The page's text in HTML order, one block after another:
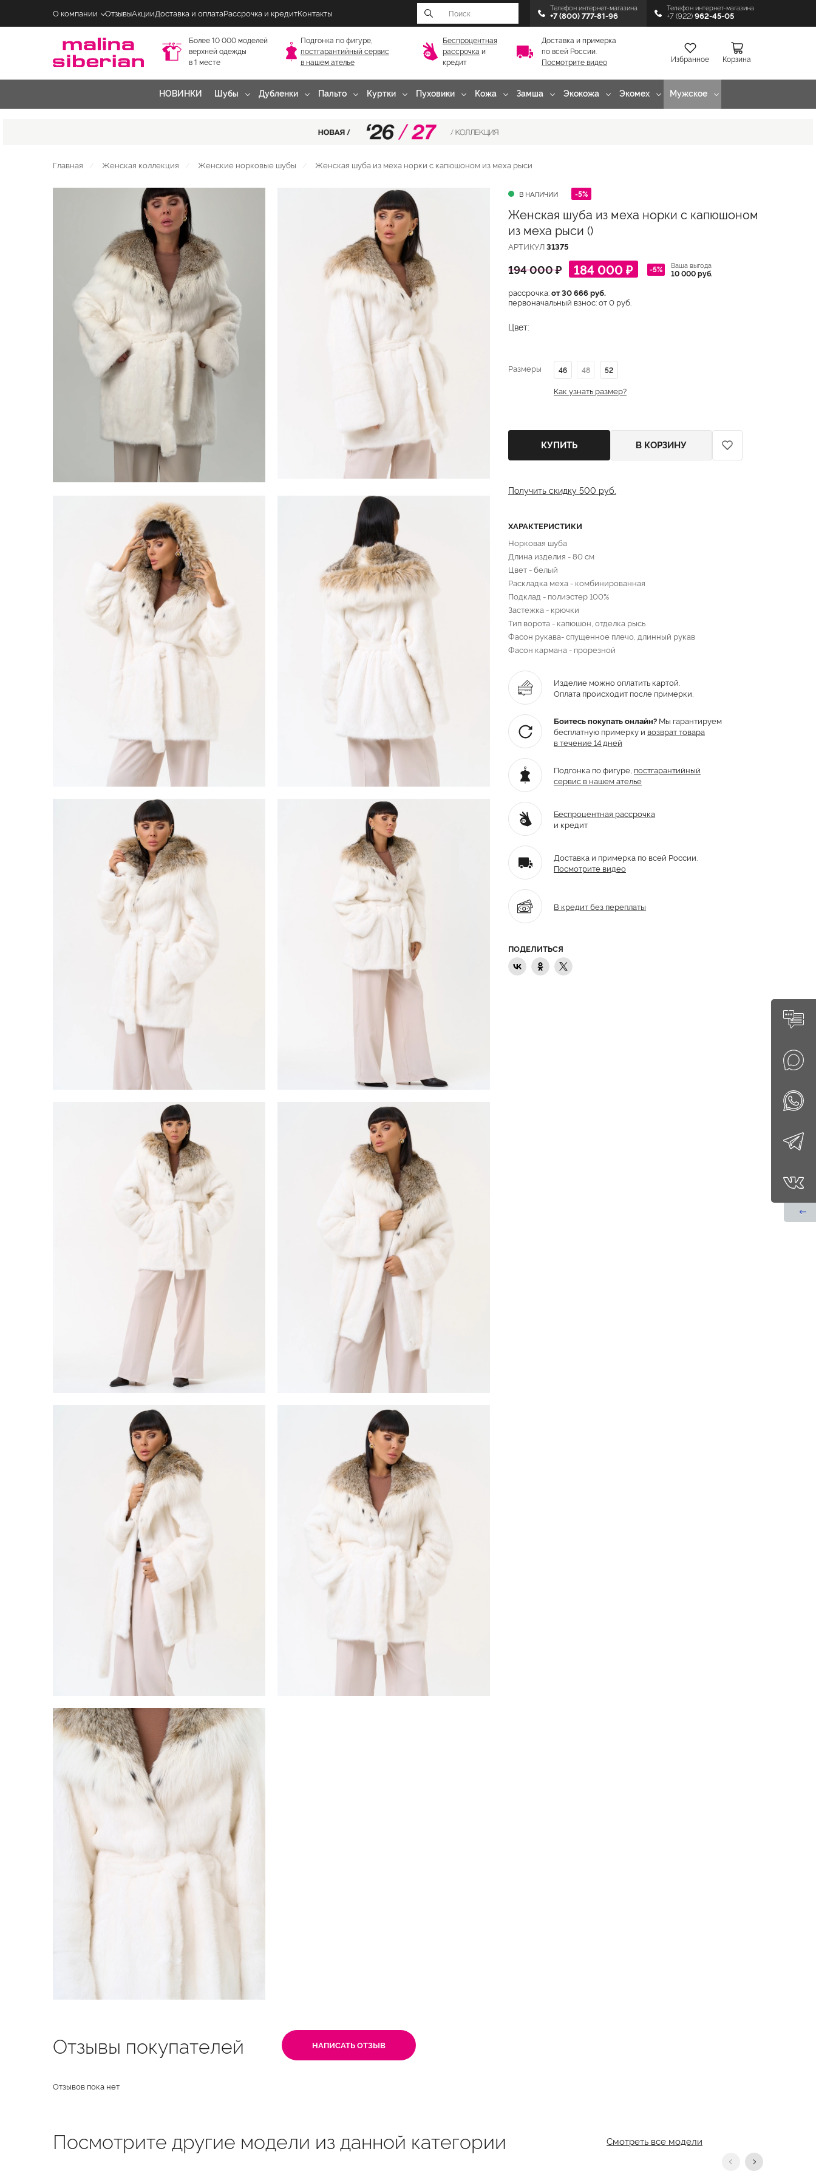
О компании ОтзывыАкцииДоставка и оплатаРассрочка и кредитКонтакты
Телефон интернет-магазина
+7 (800) 777-81-96
Телефон интернет-магазина
+7 (922) 962-45-05
Более 10 000 моделей
верхней одежды
в 1 месте
Подгонка по фигуре,
постгарантийный сервис
в нашем ателье
Беспроцентная
рассрочка и
кредит
Доставка и примерка
по всей России.
Посмотрите видео
Избранное Корзина
НОВИНКИ Шубы Дубленки Пальто Куртки Пуховики Кожа Замша Экокожа Экомех Мужское
Главная Женская коллекция Женские норковые шубы Женская шуба из меха норки с капюшоном из меха рыси
В НАЛИЧИИ -5%
Женская шуба из меха норки с капюшоном
из меха рыси ()
АРТИКУЛ31375
194 000 ₽ 184 000 ₽ -5% Ваша выгода
10 000 руб.
рассрочка:от 30 666 руб.
первоначальный взнос: от 0 руб.
Цвет:
Размеры 46 48 52
Как узнать размер?
КУПИТЬ В КОРЗИНУ
Получить скидку 500 руб.
ХАРАКТЕРИСТИКИ
Норковая шуба
Длина изделия - 80 см
Цвет - белый
Раскладка меха - комбинированная
Подклад - полиэстер 100%
Застежка - крючки
Тип ворота - капюшон, отделка рысь
Фасон рукава- спущенное плечо, длинный рукав
Фасон кармана - прорезной
Изделие можно оплатить картой.
Оплата происходит после примерки.
Боитесь покупать онлайн? Мы гарантируем
бесплатную примерку и возврат товара
в течение 14 дней
Подгонка по фигуре, постгарантийный
сервис в нашем ателье
Беспроцентная рассрочка
и кредит
Доставка и примерка по всей России.
Посмотрите видео
В кредит без переплаты
ПОДЕЛИТЬСЯ
Отзывы покупателей НАПИСАТЬ ОТЗЫВ
Отзывов пока нет
Посмотрите другие модели из данной категории Смотреть все модели